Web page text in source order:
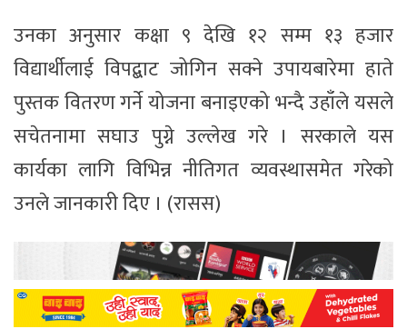
उनका अनुसार कक्षा ९ देखि १२ सम्म १३ हजार
विद्यार्थीलाई विपद्बाट जोगिन सक्ने उपायबारेमा हाते
पुस्तक वितरण गर्ने योजना बनाइएको भन्दै उहाँले यसले
सचेतनामा सघाउ पुग्ने उल्लेख गरे । सरकाले यस
कार्यका लागि विभिन्न नीतिगत व्यवस्थासमेत गरेको
उनले जानकारी दिए । (रासस)